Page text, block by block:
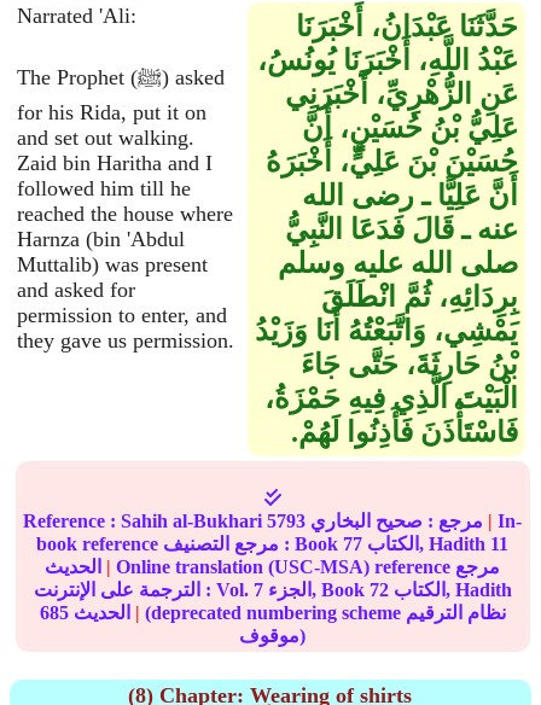
Narrated 'Ali:
The Prophet (ﷺ) asked
for his Rida, put it on
and set out walking.
Zaid bin Haritha and I
followed him till he
reached the house where
Harnza (bin 'Abdul
Muttalib) was present
and asked for
permission to enter, and
they gave us permission.
حَدَّثَنَا عَبْدَانُ، أَخْبَرَنَا
عَبْدُ اللَّهِ، أَخْبَرَنَا يُونُسُ،
عَنِ الزُّهْرِيِّ، أَخْبَرَنِي
عَلِيُّ بْنُ حُسَيْنٍ، أَنَّ
حُسَيْنَ بْنَ عَلِيٍّ، أَخْبَرَهُ
أَنَّ عَلِيًّا ـ رضى الله
عنه ـ قَالَ فَدَعَا النَّبِيُّ
صلى الله عليه وسلم
بِرِدَائِهِ، ثُمَّ انْطَلَقَ
يَمْشِي، وَاتَّبَعْتُهُ أَنَا وَزَيْدُ
بْنُ حَارِثَةَ، حَتَّى جَاءَ
الْبَيْتَ الَّذِي فِيهِ حَمْزَةُ،
فَاسْتَأْذَنَ فَأَذِنُوا لَهُمْ‏.‏
Reference :Sahih al-Bukhari 5793 مرجع : صحيح البخاري | In-
book reference مرجع التصنيف : Book 77 الكتاب, Hadith 11
| Online translation (USC-MSA) reference مرجع
الترجمة على الإنترنت : Vol. 7 الجزء, Book 72
الكتاب, Hadith
685
| (deprecated numbering scheme نظام الترقيم
موقوف)
(8) Chapter: Wearing of shirts